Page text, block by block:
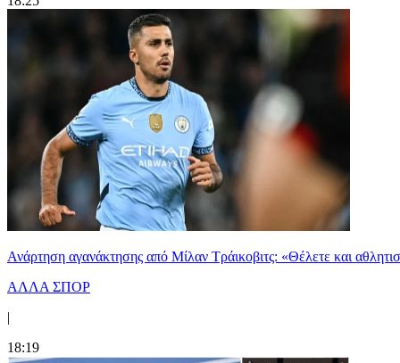
Ανάρτηση αγανάκτησης από Μίλαν Τράικοβιτς: «Θέλετε και
ΑΛΛΑ ΣΠΟΡ
|
18:19